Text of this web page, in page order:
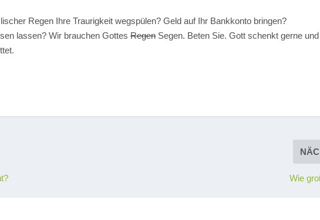
Regen Ihre Traurigkeit wegspülen? Geld auf Ihr Bankkonto bringen?
lassen? Wir brauchen GottesRegenSegen. Beten Sie. Gott schenkt gerne und
Wie